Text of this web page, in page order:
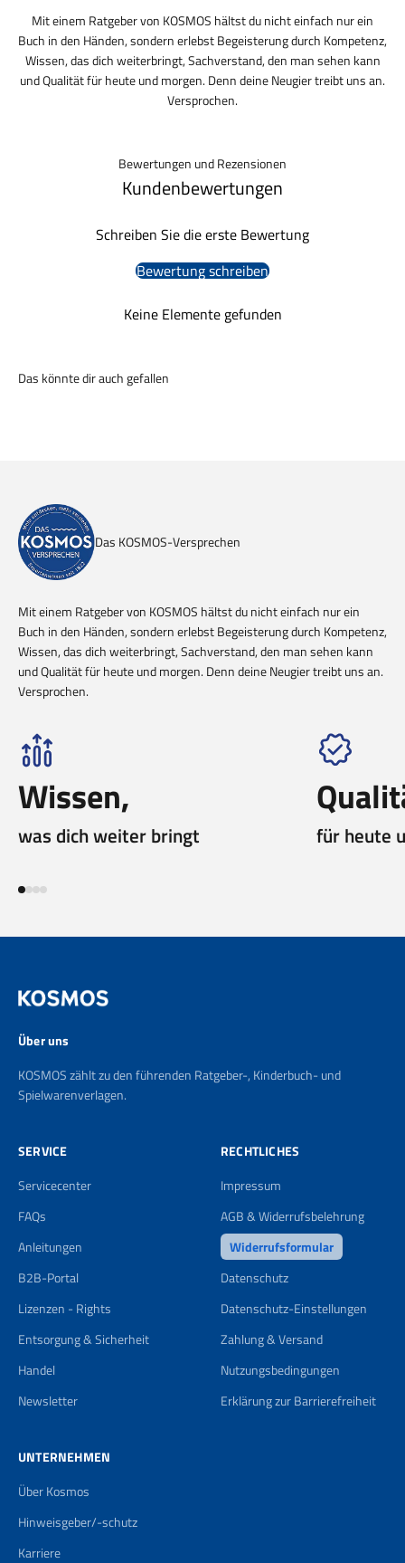
Mit einem Ratgeber von KOSMOS hältst du nicht einfach nur ein
Buch in den Händen, sondern erlebst Begeisterung durch Kompetenz,
Wissen, das dich weiterbringt, Sachverstand, den man sehen kann
und Qualität für heute und morgen. Denn deine Neugier treibt uns an.
Versprochen.
Bewertungen und Rezensionen
Kundenbewertungen
Schreiben Sie die erste Bewertung
Bewertung schreiben
Keine Elemente gefunden
Das KOSMOS-Versprechen
Mit einem Ratgeber von KOSMOS hältst du nicht einfach nur ein
Buch in den Händen, sondern erlebst Begeisterung durch Kompetenz,
Wissen, das dich weiterbringt, Sachverstand, den man sehen kann
und Qualität für heute und morgen. Denn deine Neugier treibt uns an.
Versprochen.
Wissen,
was dich weiter bringt für heute
Gehe zu Element 1
Gehe zu Element 2
Gehe zu Element 3
Gehe zu Element 4
Über uns
KOSMOS zählt zu den führenden Ratgeber-, Kinderbuch- und
Spielwarenverlagen.
SERVICE
Servicecenter
FAQs
Anleitungen
B2B-Portal
Lizenzen - Rights
Entsorgung & Sicherheit
Handel
Newsletter
RECHTLICHES
Impressum
AGB & Widerrufsbelehrung
Widerrufsformular
Datenschutz
Datenschutz-Einstellungen
Zahlung & Versand
Nutzungsbedingungen
Erklärung zur Barrierefreiheit
UNTERNEHMEN
Über Kosmos
Hinweisgeber/-schutz
Karriere